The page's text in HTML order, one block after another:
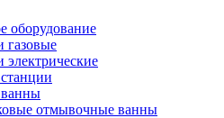
оборудование
газовые
электрические
отмывочные ванны